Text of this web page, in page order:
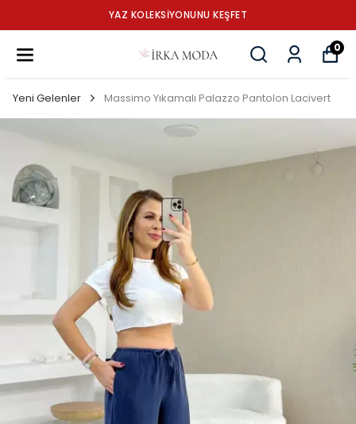
YAZ KOLEKSİYONUNU KEŞFET
0
Yeni Gelenler Massimo Yıkamalı Palazzo Pantolon Lacivert